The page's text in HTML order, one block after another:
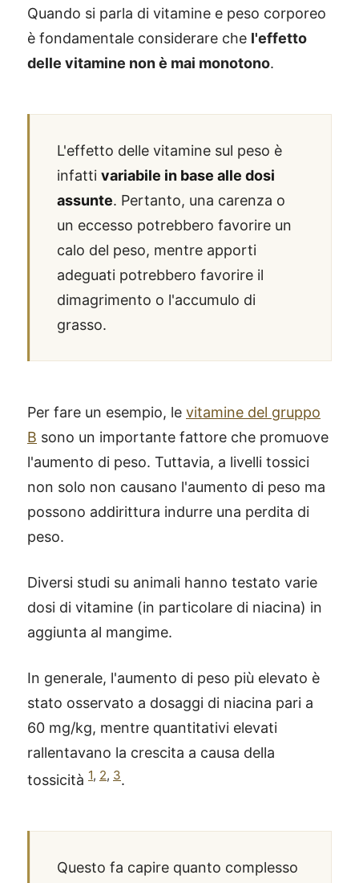
Quando si parla di vitamine e peso corporeo
è fondamentale considerare che l'effetto
delle vitamine non è mai monotono.
L'effetto delle vitamine sul peso è
infatti variabile in base alle dosi
assunte. Pertanto, una carenza o
un eccesso potrebbero favorire un
calo del peso, mentre apporti
adeguati potrebbero favorire il
dimagrimento o l'accumulo di
grasso.
Per fare un esempio, le vitamine del gruppo
B sono un importante fattore che promuove
l'aumento di peso. Tuttavia, a livelli tossici
non solo non causano l'aumento di peso ma
possono addirittura indurre una perdita di
peso.
Diversi studi su animali hanno testato varie
dosi di vitamine (in particolare di niacina) in
aggiunta al mangime.
In generale, l'aumento di peso più elevato è
stato osservato a dosaggi di niacina pari a
60 mg/kg, mentre quantitativi elevati
rallentavano la crescita a causa della
tossicità 1, 2, 3.
Questo fa capire quanto complesso